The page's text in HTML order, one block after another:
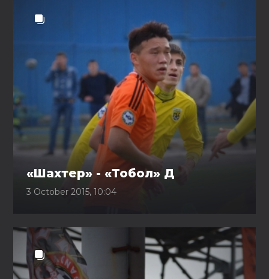
«Шахтер» - «Тобол» Д
3 October 2015, 10:04